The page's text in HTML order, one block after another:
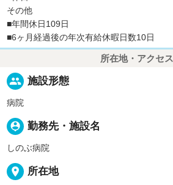
その他
■年間休日109日
■6ヶ月経過後の年次有給休暇日数10日
所在地・アクセス
people 施設形態
病院
person_pin 勤務先・施設名
しのぶ病院
place 所在地